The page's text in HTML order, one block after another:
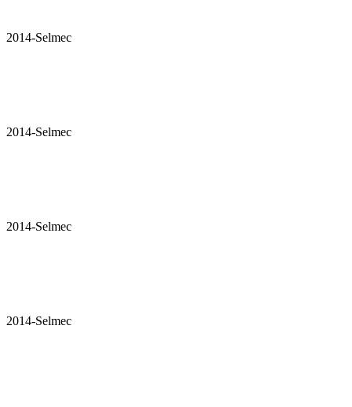
2014-Selmec
2014-Selmec
2014-Selmec
2014-Selmec